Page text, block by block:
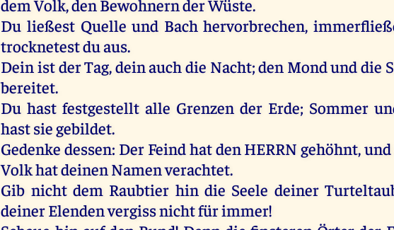
dem Volk,den BewohnernderWüste.
Du ließest Quelle und Bach hervorbrechen,
trocknetestdu aus.
Dein istderTag,deinauch die Nacht;den Mondund die
bereitet.
Du hast festgestelltalle Grenzen der Erde; Sommer
hastsiegebildet.
Gedenke dessen: Der Feind hatden HERRN gehöhnt,und
Volkhatdeinen Namenverachtet.
Gib nicht dem Raubtier hin die Seele deiner
deinerElendenvergissnichtfürimmer!